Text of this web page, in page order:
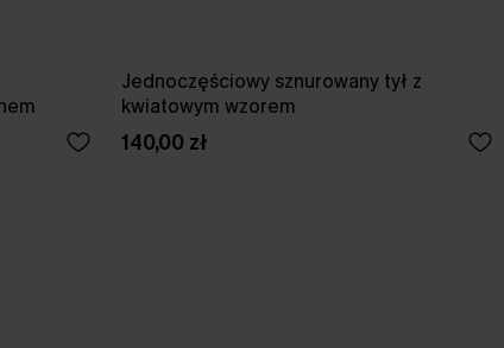
Jednoczęściowy sznurowany tył z
kwiatowym wzorem
140,00 zł